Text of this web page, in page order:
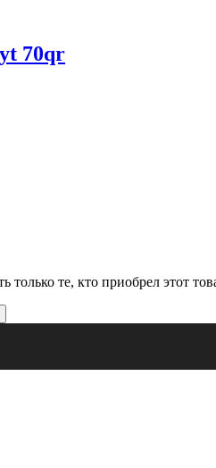
70qr
только те, кто приобрел этот